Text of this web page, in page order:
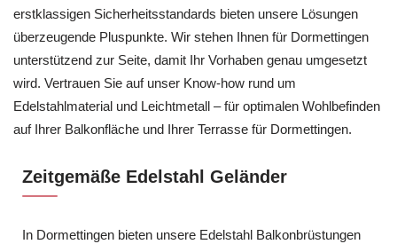
erstklassigen Sicherheitsstandards bieten unsere Lösungen
überzeugende Pluspunkte. Wir stehen Ihnen für Dormettingen
unterstützend zur Seite, damit Ihr Vorhaben genau umgesetzt
wird. Vertrauen Sie auf unser Know-how rund um
Edelstahlmaterial und Leichtmetall – für optimalen Wohlbefinden
auf Ihrer Balkonfläche und Ihrer Terrasse für Dormettingen.
Zeitgemäße Edelstahl Geländer
In Dormettingen bieten unsere Edelstahl Balkonbrüstungen